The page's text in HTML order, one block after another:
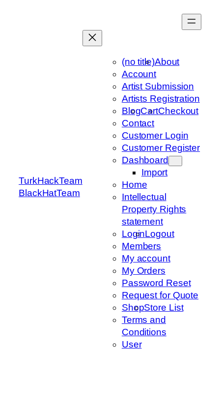
TurkHackTeam
BlackHatTeam
(no title)About
Account
Artist Submission
Artists Registration
BlogCartCheckout
Contact
Customer Login
Customer Register
Dashboard
Import
Home
Intellectual
Property Rights
statement
LoginLogout
Members
My account
My Orders
Password Reset
Request for Quote
ShopStore List
Terms and
Conditions
User